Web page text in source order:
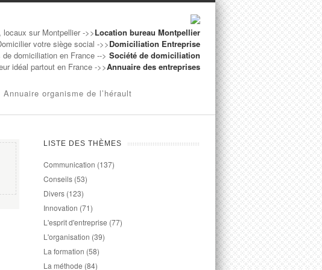
sur Montpellier ->>Location bureau Montpellier
votre siège social ->>Domiciliation Entreprise
domiciliation en France --> Société de domiciliation
idéal partout en France ->>Annuaire des entreprises
Annuaire organisme de l’hérault
LISTE DES THÈMES
Communication (137)
Conseils (53)
Divers (123)
Innovation (71)
L'esprit d'entreprise (77)
L'organisation (39)
La formation (58)
La méthode (84)